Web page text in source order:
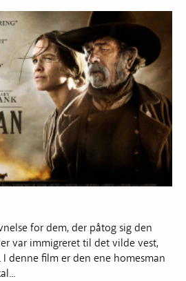
for dem, der påtog sig den
var immigreret til det vilde vest,
denne film er den ene homesman